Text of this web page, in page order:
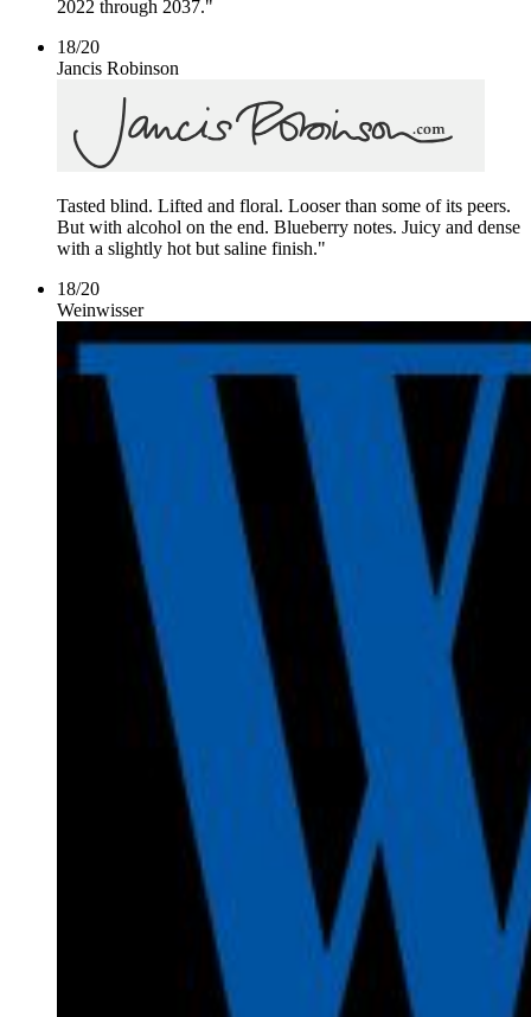
2022 through 2037."
18/20
Jancis Robinson
Tasted blind. Lifted and floral. Looser than some of its peers.
But with alcohol on the end. Blueberry notes. Juicy and dense
with a slightly hot but saline finish."
18/20
Weinwisser